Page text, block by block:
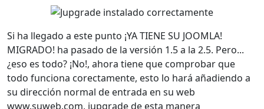
Si ha llegado a este punto ¡YA TIENE SU JOOMLA!
MIGRADO! ha pasado de la versión 1.5 a la 2.5. Pero...
¿eso es todo? ¡No!, ahora tiene que comprobar que
todo funciona corectamente, esto lo hará añadiendo a
su dirección normal de entrada en su web
www.suweb.com, jupgrade de esta manera